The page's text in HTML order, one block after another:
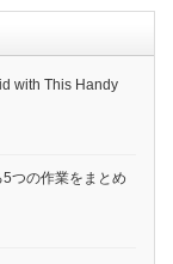
with This Handy
5つの作業をまとめ